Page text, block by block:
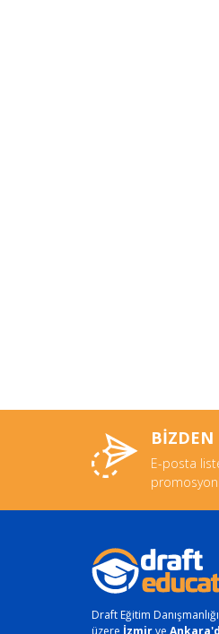
BİZDEN
E-posta
Draft Eğitim